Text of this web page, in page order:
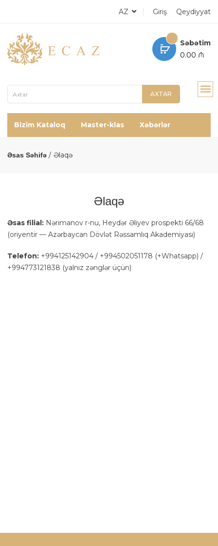
AZ Giriş Qeydiyyat
Səbətim
0.00 ₼
AXTAR
Bizim Kataloq Master-klas Xəbərlər
Əsas Səhifə Əlaqə
Əlaqə
Əsas filial: Nərimanov r-nu, Heydər Əliyev prospekti 66/68
(oriyentir — Azərbaycan Dövlət Rəssamlıq Akademiyası)
Telefon: +994125142904 / +994502051178 (+Whatsapp) /
+994773121838 (yalnız zənglər üçün)